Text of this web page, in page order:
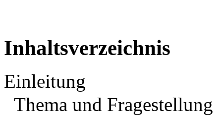
Inhaltsverzeichnis
Einleitung
Thema und Fragestellung